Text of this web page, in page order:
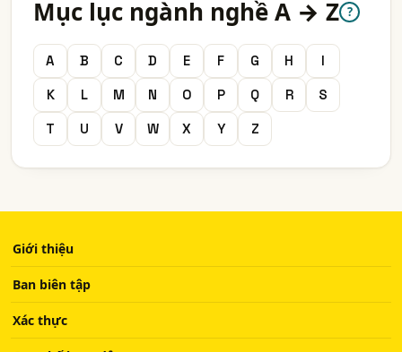
Mục lục ngành nghề A → Z ?
A B C D E F G H
I
K
L M N O P Q R
S
T
U V W X Y Z
Giới thiệu
Ban biên tập
Xác thực